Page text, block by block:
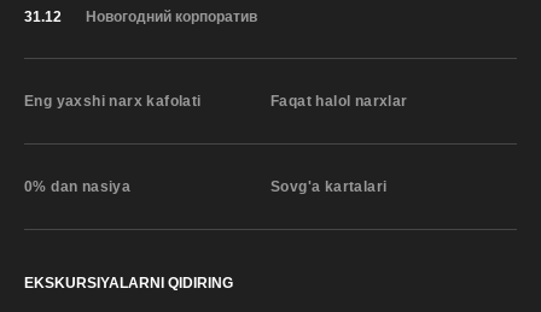
31.12 Новогодний корпоратив
Eng yaxshi narx kafolati Faqat halol narxlar
0% dan nasiya Sovg'a kartalari
EKSKURSIYALARNI QIDIRING